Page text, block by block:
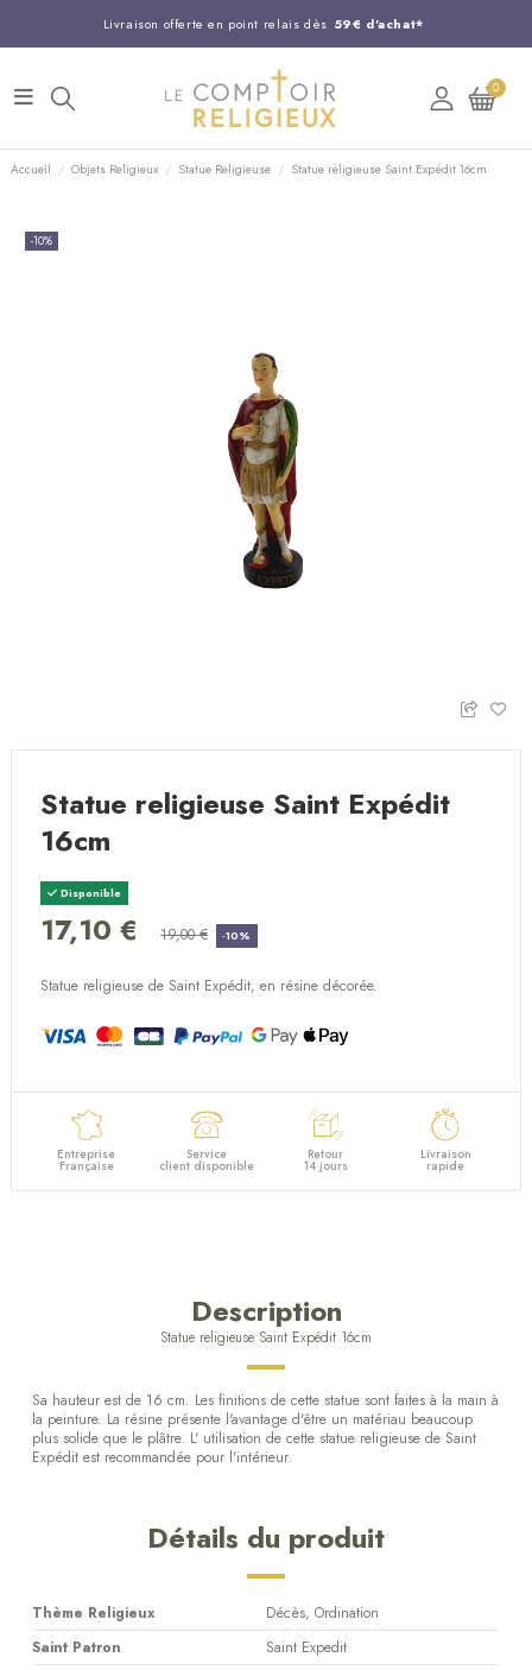
Livraison offerte en point relais dès 59€ d'achat*
Entreprise Française familiale
Support client disponible au 03 20 24 74 15
Commandez avant 14H, expédition le jour même !
0
Accueil Objets Religieux Statue Religieuse Statue religieuse Saint Expédit 16cm
-10%
Statue religieuse Saint Expédit
16cm
Disponible
17,10 € 19,00 € -10%
Statue religieuse de Saint Expédit, en résine décorée.
Entreprise
Française
Service
client disponible
Retour
14 jours
Livraison
rapide
Description
Statue religieuse Saint Expédit 16cm
Sa hauteur est de 16 cm. Les finitions de cette statue sont faites à la main à
la peinture. La résine présente l'avantage d'être un matériau beaucoup
plus solide que le plâtre. L' utilisation de cette statue religieuse de Saint
Expédit est recommandée pour l'intérieur.
Détails du produit
Thème Religieux
Décès, Ordination
Saint Patron
Saint Expedit